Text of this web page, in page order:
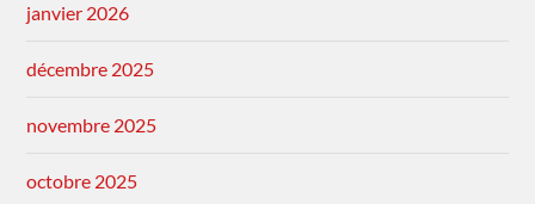
janvier 2026
décembre 2025
novembre 2025
octobre 2025